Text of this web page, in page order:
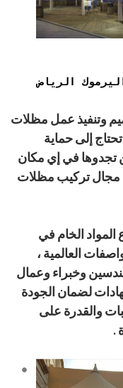
الرياض
وتنفيذ عمل مظلات
إلى حماية
تجدوها في إي مكان
مجال تركيب مظلات
الخام في
العالمية ،
وخبراء وعمال
لضمان الجودة
والقدرة على
.